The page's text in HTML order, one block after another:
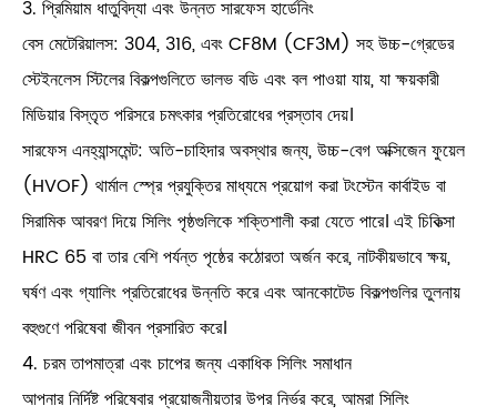
3. প্রিমিয়াম ধাতুবিদ্যা এবং উন্নত সারফেস হার্ডেনিং
বেস মেটেরিয়ালস: 304, 316, এবং CF8M (CF3M) সহ উচ্চ-গ্রেডের
স্টেইনলেস স্টিলের বিকল্পগুলিতে ভালভ বডি এবং বল পাওয়া যায়, যা ক্ষয়কারী
মিডিয়ার বিস্তৃত পরিসরে চমৎকার প্রতিরোধের প্রস্তাব দেয়।
সারফেস এনহ্যান্সমেন্ট: অতি-চাহিদার অবস্থার জন্য, উচ্চ-বেগ অক্সিজেন ফুয়েল
(HVOF) থার্মাল স্প্রে প্রযুক্তির মাধ্যমে প্রয়োগ করা টংস্টেন কার্বাইড বা
সিরামিক আবরণ দিয়ে সিলিং পৃষ্ঠগুলিকে শক্তিশালী করা যেতে পারে। এই চিকিত্সা
HRC 65 বা তার বেশি পর্যন্ত পৃষ্ঠের কঠোরতা অর্জন করে, নাটকীয়ভাবে ক্ষয়,
ঘর্ষণ এবং গ্যালিং প্রতিরোধের উন্নতি করে এবং আনকোটেড বিকল্পগুলির তুলনায়
বহুগুণে পরিষেবা জীবন প্রসারিত করে।
4. চরম তাপমাত্রা এবং চাপের জন্য একাধিক সিলিং সমাধান
আপনার নির্দিষ্ট পরিষেবার প্রয়োজনীয়তার উপর নির্ভর করে, আমরা সিলিং